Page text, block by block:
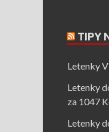
TIPY
Letenky
Letenky
za 1047
Letenky